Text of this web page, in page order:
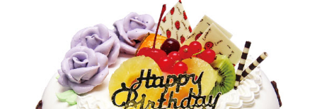
２．關於個人資料處理事宜，請瀏覽以下網址：
https://aftee.tw/terms/#terms3
３．未成年的使用者請事先徵得法定代理人或監護人之同意方可使用
「AFTEE先享後付」，若未經同意申辦者引起之損失，本公司不負相關責
４．使用「AFTEE先享後付」時，將依據個別帳號之用戶狀況，依本公司即
時審查核予不同之上限額度；若仍有額度不足之情形，本公司將視審查結果
請求用戶進行身份認證。